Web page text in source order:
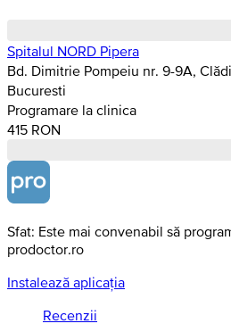
Spitalul NORD Pipera
Bd. Dimitrie Pompeiu nr. 9-9A,
Bucuresti
Programare la clinica
415 RON
Sfat: Este mai convenabil să
prodoctor.ro
Instalează aplicația
Recenzii